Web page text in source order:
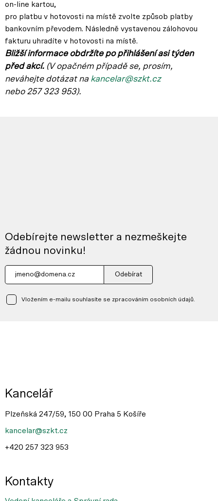
on-line kartou,
pro platbu v hotovosti na místě zvolte způsob platby
bankovním převodem. Následně vystavenou zálohovou
fakturu uhradíte v hotovosti na místě.
Bližší informace obdržíte po přihlášení asi týden
před akcí. (V opačném případě se, prosím,
neváhejte dotázat na kancelar@szkt.cz
nebo 257 323 953).
Odebírejte newsletter a nezmeškejte
žádnou novinku!
Odebírat
Vložením e-mailu souhlasíte se zpracováním osobních údajů.
Kancelář
Plzeňská 247/59, 150 00 Praha 5 Košíře
kancelar@szkt.cz
+420 257 323 953
Kontakty